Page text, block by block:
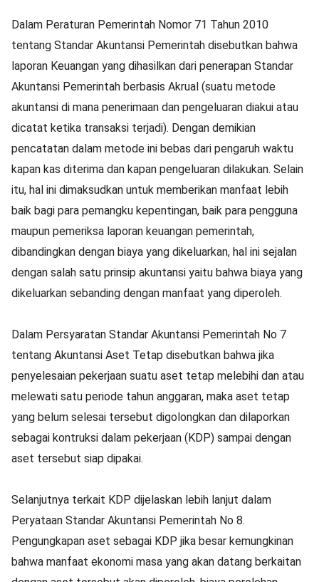
Dalam Peraturan Pemerintah Nomor 71 Tahun 2010
tentang Standar Akuntansi Pemerintah disebutkan bahwa
laporan Keuangan yang dihasilkan dari penerapan Standar
Akuntansi Pemerintah berbasis Akrual (suatu metode
akuntansi di mana penerimaan dan pengeluaran diakui atau
dicatat ketika transaksi terjadi). Dengan demikian
pencatatan dalam metode ini bebas dari pengaruh waktu
kapan kas diterima dan kapan pengeluaran dilakukan. Selain
itu, hal ini dimaksudkan untuk memberikan manfaat lebih
baik bagi para pemangku kepentingan, baik para pengguna
maupun pemeriksa laporan keuangan pemerintah,
dibandingkan dengan biaya yang dikeluarkan, hal ini sejalan
dengan salah satu prinsip akuntansi yaitu bahwa biaya yang
dikeluarkan sebanding dengan manfaat yang diperoleh.
Dalam Persyaratan Standar Akuntansi Pemerintah No 7
tentang Akuntansi Aset Tetap disebutkan bahwa jika
penyelesaian pekerjaan suatu aset tetap melebihi dan atau
melewati satu periode tahun anggaran, maka aset tetap
yang belum selesai tersebut digolongkan dan dilaporkan
sebagai kontruksi dalam pekerjaan (KDP) sampai dengan
aset tersebut siap dipakai.
Selanjutnya terkait KDP dijelaskan lebih lanjut dalam
Peryataan Standar Akuntansi Pemerintah No 8.
Pengungkapan aset sebagai KDP jika besar kemungkinan
bahwa manfaat ekonomi masa yang akan datang berkaitan